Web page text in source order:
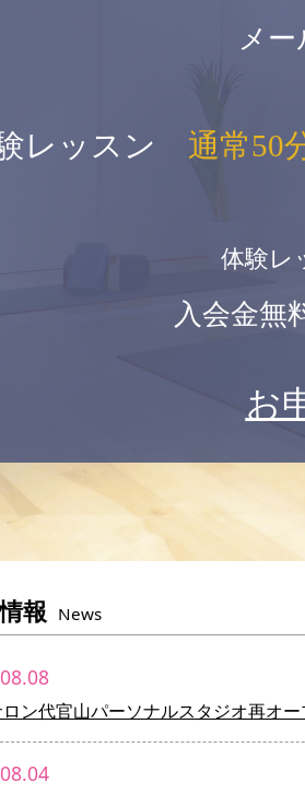
メ
レッスン 通常50
体験レ
入会金無
お
報 News
ン代官山パーソナルスタジオ再オー